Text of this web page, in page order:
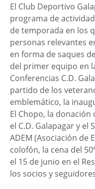
El Club Deportivo
programa de
de temporada en los
personas relevantes
en forma de saques
del primer equipo en
Conferencias C.D.
partido de los
emblemático, la
El Chopo, la
el C.D. Galapagar y el
ADEM (Asociación de
colofón, la cena del
el 15 de junio en el
los socios y